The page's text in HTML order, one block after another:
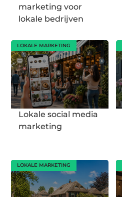
marketing voor
lokale bedrijven
LOKALE MARKETING
Lokale social media
marketing
LOKALE MARKETING